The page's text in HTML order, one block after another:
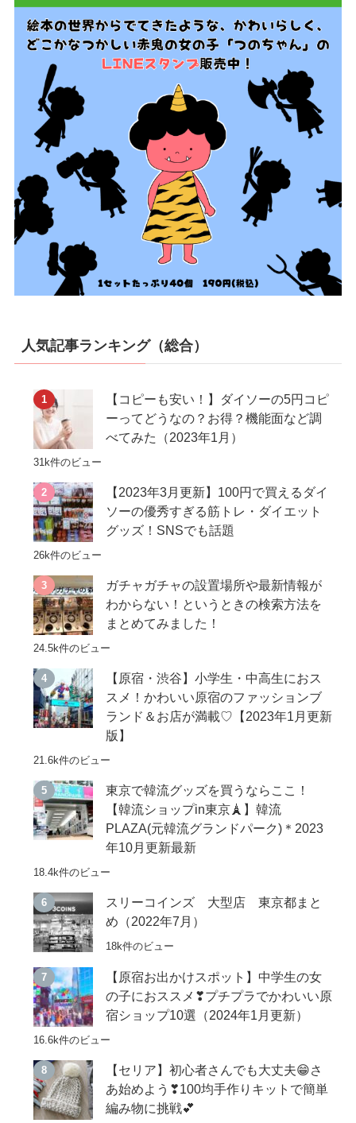
人気記事ランキング（総合）
【コピーも安い！】ダイソーの5円コピ
ーってどうなの？お得？機能面など調
べてみた（2023年1月）
31k件のビュー
【2023年3月更新】100円で買えるダイ
ソーの優秀すぎる筋トレ・ダイエット
グッズ！SNSでも話題
26k件のビュー
ガチャガチャの設置場所や最新情報が
わからない！というときの検索方法を
まとめてみました！
24.5k件のビュー
【原宿・渋谷】小学生・中高生におス
スメ！かわいい原宿のファッションブ
ランド＆お店が満載♡【2023年1月更新
版】
21.6k件のビュー
東京で韓流グッズを買うならここ！
【韓流ショップin東京🗼】韓流
PLAZA(元韓流グランドパーク)＊2023
年10月更新最新
18.4k件のビュー
スリーコインズ 大型店 東京都まと
め（2022年7月）
18k件のビュー
【原宿お出かけスポット】中学生の女
の子におススメ❣プチプラでかわいい原
宿ショップ10選（2024年1月更新）
16.6k件のビュー
【セリア】初心者さんでも大丈夫😁さ
あ始めよう❣100均手作りキットで簡単
編み物に挑戦💕